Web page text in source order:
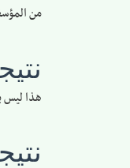
من
هذا ليس